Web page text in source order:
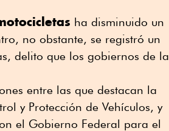
ha disminuido un
no obstante, se registró un
delito que los gobiernos de la
entre las que destacan la
y Protección de Vehículos, y
el Gobierno Federal para el